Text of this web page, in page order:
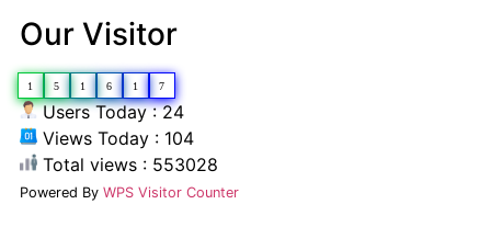
Our Visitor
1 5 1 6 1 7
Users Today : 24
Views Today : 104
Total views : 553028
Powered By WPS Visitor Counter